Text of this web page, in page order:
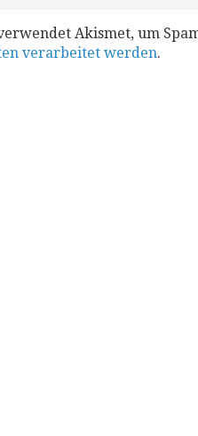
Akismet, um
verarbeitet werden.